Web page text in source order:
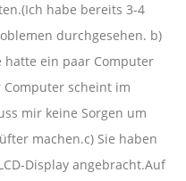
habe bereits 3-4
durchgesehen. b)
hatte ein paar Computer
Computer scheint im
mir keine Sorgen um
machen.c) Sie haben
Display angebracht.Auf